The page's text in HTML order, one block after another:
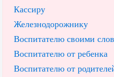
Кассиру
Железнодорожнику
Воспитателю своими
Воспитателю от ребенка
Воспитателю от